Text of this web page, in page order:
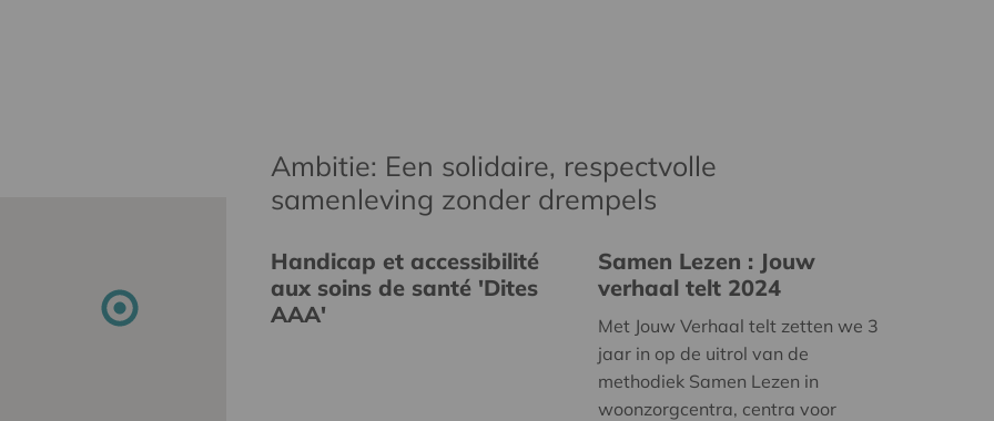
Ambitie: Een solidaire, respectvolle
samenleving zonder drempels
Handicap et accessibilité
aux soins de santé 'Dites
AAA'
Samen Lezen : Jouw
verhaal telt 2024
Met Jouw Verhaal telt zetten we 3
jaar in op de uitrol van de
methodiek Samen Lezen in
woonzorgcentra, centra voor